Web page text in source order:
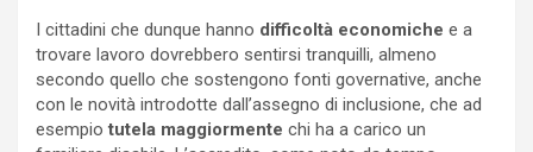
I cittadini che dunque hanno difficoltà economiche e a
trovare lavoro dovrebbero sentirsi tranquilli, almeno
secondo quello che sostengono fonti governative, anche
con le novità introdotte dall’assegno di inclusione, che ad
esempiotutela maggiormente chi ha a carico un